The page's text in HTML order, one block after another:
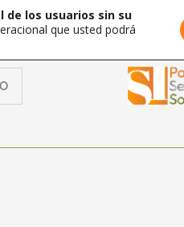
los usuarios sin su
que usted podrá